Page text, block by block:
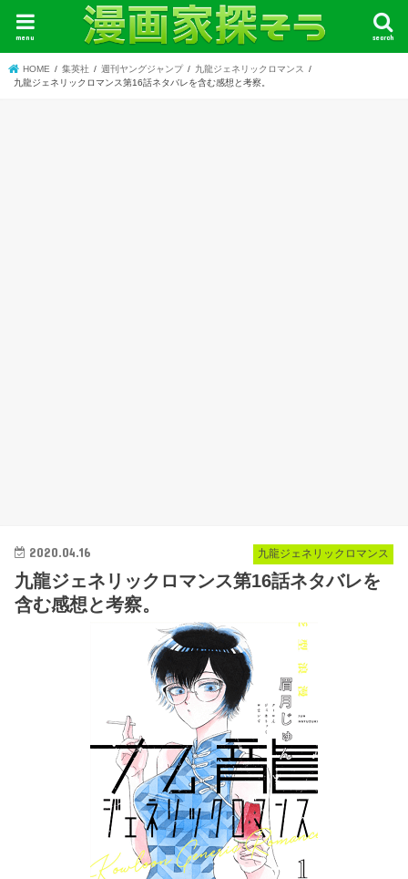
search
menu
HOME 集英社 週刊ヤングジャンプ
九龍ジェネリックロマンス
九龍ジェネリックロマンス第16話ネタバレを含む感想と考察。
九龍ジェネリックロマンス
2020.04.16
九龍ジェネリックロマンス第16話ネタバレを
含む感想と考察。